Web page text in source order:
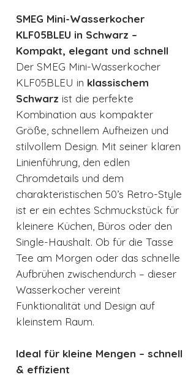
SMEG Mini-Wasserkocher
KLF05BLEU in Schwarz –
Kompakt, elegant und schnell
Der SMEG Mini-Wasserkocher
KLF05BLEU in klassischem
Schwarz ist die perfekte
Kombination aus kompakter
Größe, schnellem Aufheizen und
stilvollem Design. Mit seiner klaren
Linienführung, den edlen
Chromdetails und dem
charakteristischen 50’s Retro-Style
ist er ein echtes Schmuckstück für
kleinere Küchen, Büros oder den
Single-Haushalt. Ob für die Tasse
Tee am Morgen oder das schnelle
Aufbrühen zwischendurch – dieser
Wasserkocher vereint
Funktionalität und Design auf
kleinstem Raum.
Ideal für kleine Mengen – schnell
& effizient